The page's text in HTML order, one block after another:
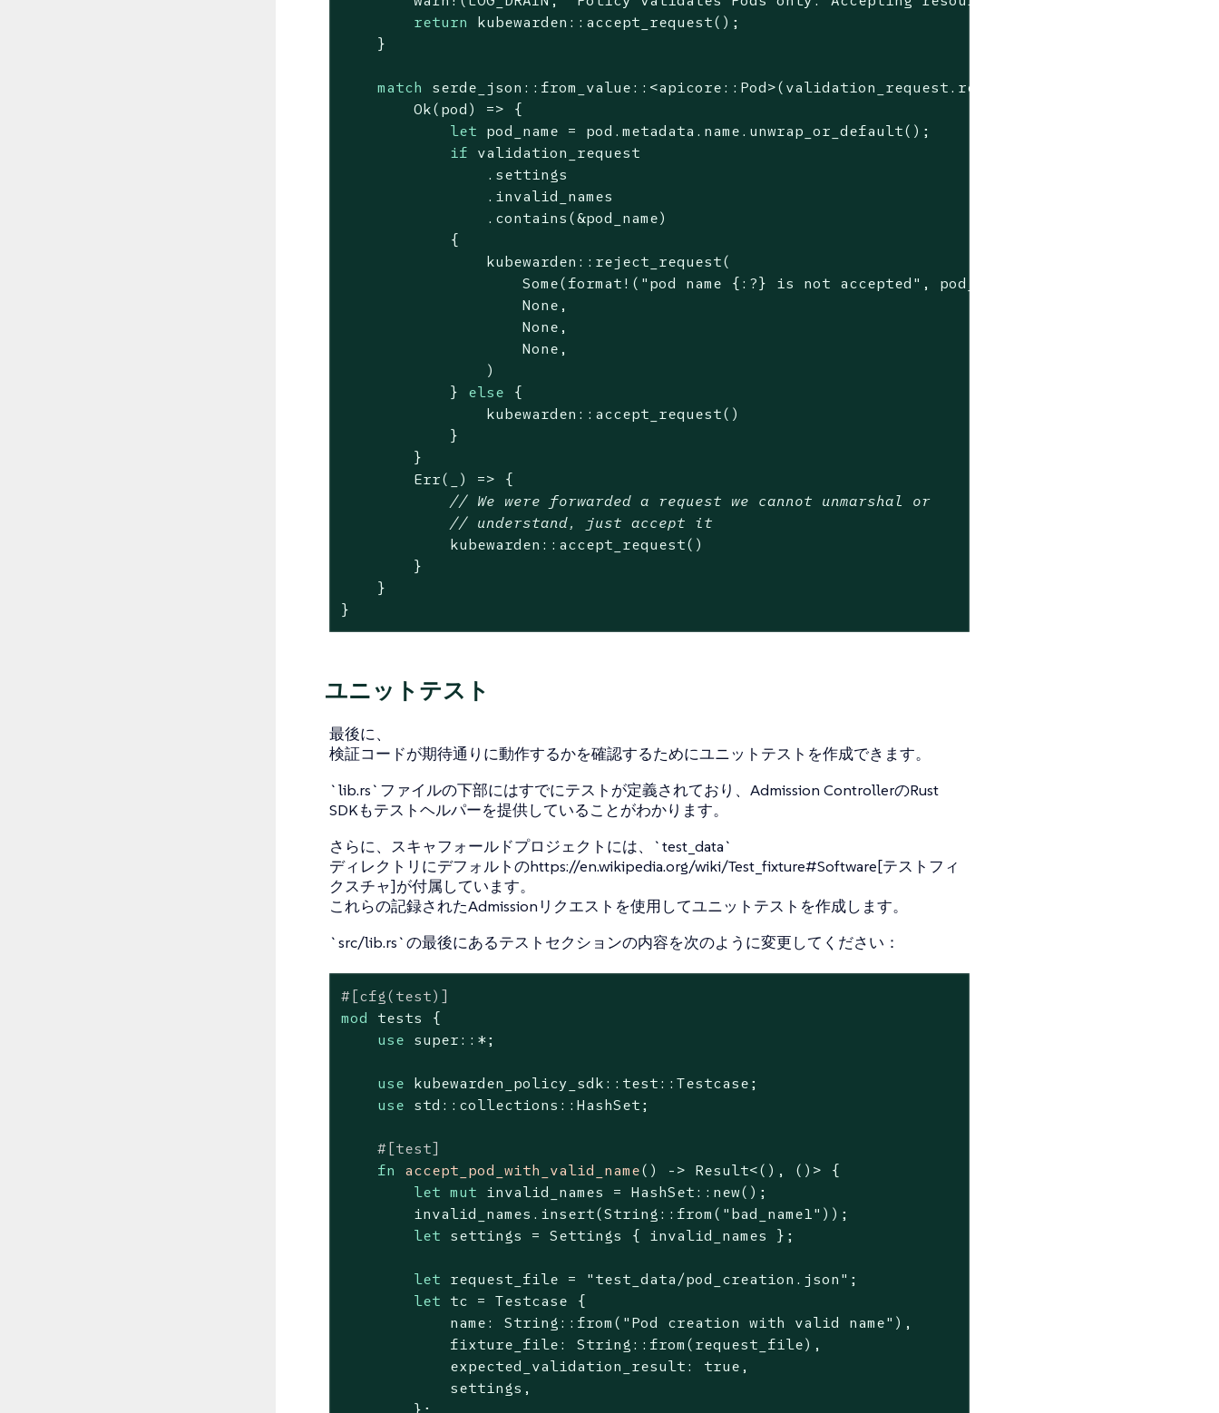
return
kubewarden::accept_request();
    }
match
serde_json::from_value::<apicore::Pod>(validation_request.request.object) {
Ok(pod) => {
let pod_name = pod.metadata.name.unwrap_or_default();
if validation_request
                .settings
                .invalid_names
                .contains(&pod_name)
            {
                kubewarden::reject_request(
Some( format! ( "pod name {:?} is not accepted" , pod_name)),
None ,
None ,
None ,
                )
            }
else {
                kubewarden::accept_request()
            }
        }
Err(_) => {
// We were forwarded a request we cannot unmarshal or
// understand, just accept it
            kubewarden::accept_request()
        }
    }
}
ユニットテスト
最後に、
検証コードが期待通りに動作するかを確認するためにユニットテストを作成できます。
`lib.rs`ファイルの下部にはすでにテストが定義されており、Admission ControllerのRust
SDKもテストヘルパーを提供していることがわかります。
さらに、スキャフォールドプロジェクトには、`test_data`
ディレクトリにデフォルトのhttps://en.wikipedia.org/wiki/Test_fixture#Software[テストフィ
クスチャ]が付属しています。
これらの記録されたAdmissionリクエストを使用してユニットテストを作成します。
`src/lib.rs`の最後にあるテストセクションの内容を次のように変更してください：
#[cfg(test)]
mod
tests {
use super::*;
use kubewarden_policy_sdk::test::Testcase;
use std::collections::HashSet;
#[test]
fn
accept_pod_with_valid_name() -> Result<(), ()> {
let mut invalid_names = HashSet::new();
        invalid_names.insert(
String ::from( "bad_name1" ));
let settings = Settings { invalid_names };
let request_file = "test_data/pod_creation.json" ;
let tc = Testcase {
            name:
String ::from( "Pod creation with valid name" ),
            fixture_file:
String ::from(request_file),
            expected_validation_result:
true ,
            settings,